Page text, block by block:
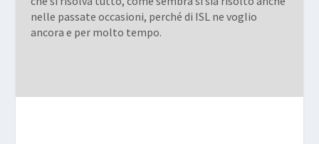
nelle passate occasioni, perché di ISL ne voglio
ancora e per molto tempo.